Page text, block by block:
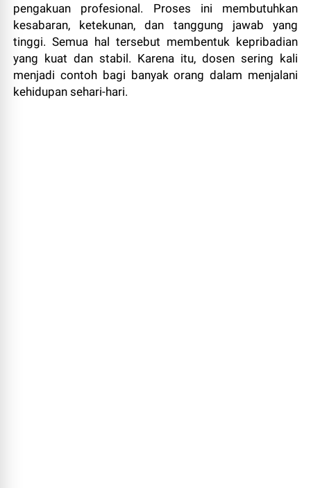
pengakuan profesional. Proses ini membutuhkan
kesabaran, ketekunan, dan tanggung jawab yang
tinggi. Semua hal tersebut membentuk kepribadian
yang kuat dan stabil. Karena itu, dosen sering kali
menjadi contoh bagi banyak orang dalam menjalani
kehidupan sehari-hari.